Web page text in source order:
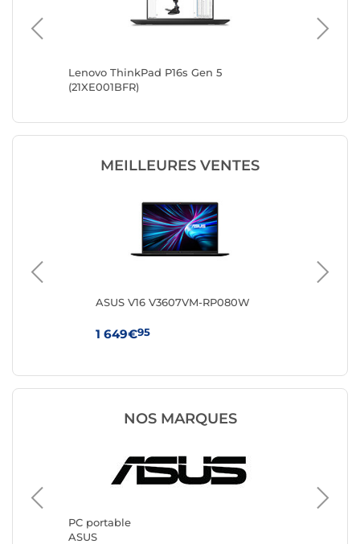
Lenovo ThinkPad P16s Gen 5
(21XE001BFR)
MEILLEURES VENTES
ASUS V16 V3607VM-RP080W
1 649€95
NOS MARQUES
PC portable
ASUS